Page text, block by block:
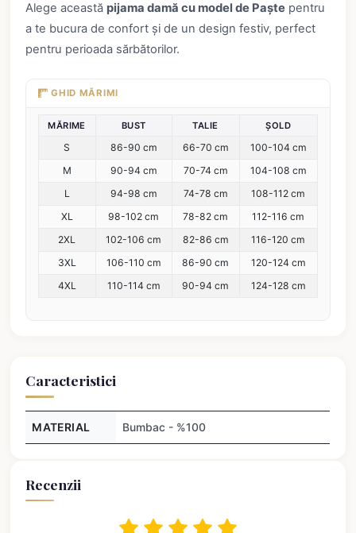
Alege această pijama damă cu model de Paște pentru
a te bucura de confort și de un design festiv, perfect
pentru perioada sărbătorilor.
GHID MĂRIMI
MĂRIME BUST TALIE ȘOLD
S 86-90 cm 66-70 cm
100-104 cm
M
90-94 cm 70-74 cm
104-108 cm
L
94-98 cm 74-78 cm
108-112 cm
XL
98-102 cm 78-82 cm
112-116 cm
2XL
102-106 cm 82-86 cm
116-120 cm
3XL
106-110 cm 86-90 cm
120-124 cm
4XL
110-114 cm 90-94 cm 124-128 cm
Caracteristici
MATERIAL Bumbac - %100
Recenzii